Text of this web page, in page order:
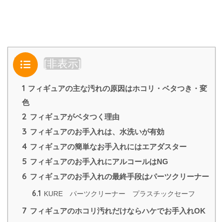
目次 [非表示]
1 フィギュアの主な汚れの原因はホコリ・ベタつき・変
色
2 フィギュアがベタつく理由
3 フィギュアのお手入れは、水洗いが有効
4 フィギュアの簡単なお手入れにはエアダスター
5 フィギュアのお手入れにアルコールはNG
6 フィギュアのお手入れの最終手段はパーツクリーナー
6.1 KURE パーツクリーナー プラスチックセーフ
7 フィギュアのホコリ汚れだけならハケでお手入れOK